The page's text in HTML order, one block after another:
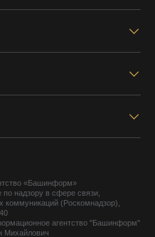
«Башинформ»
надзору в сфере связи,
(Роскомнадзор),
агентство "Башинформ"
Михайлович